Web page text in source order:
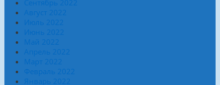
Сентябрь 2022
Август 2022
Июль 2022
Июнь 2022
Май 2022
Апрель 2022
Март 2022
Февраль 2022
Январь 2022